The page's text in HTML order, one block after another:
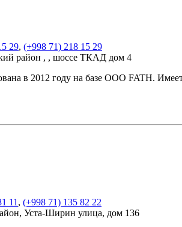
29, (+998 71) 218 15 29
район , , шоссе ТКАД дом 4
в 2012 году на базе ООО FATH. Имеет
11 , (+998 71) 135 82 22
Уста-Ширин улица, дом 136